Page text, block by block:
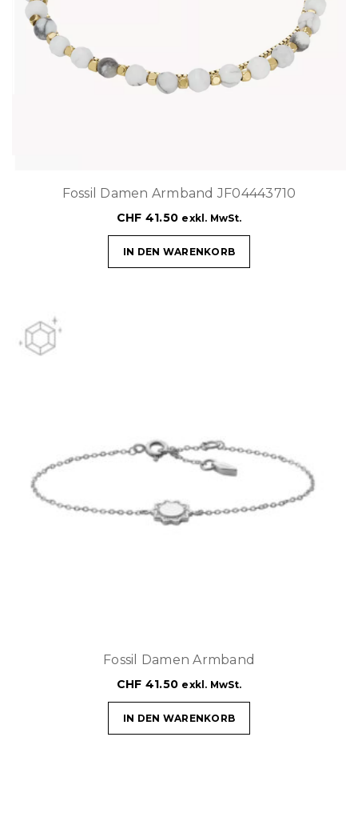
Fossil Damen Armband JF04443710
CHF 41.50 exkl. MwSt.
IN DEN WARENKORB
Fossil Damen Armband
CHF 41.50 exkl. MwSt.
IN DEN WARENKORB